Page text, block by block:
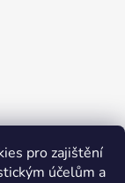
pro zajištění
účelům a